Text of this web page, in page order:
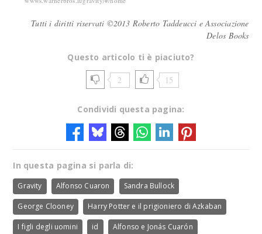
Tutti i diritti riservati ©2013 Roberto Taddeucci e Associazione
Delos Books
Questo articolo ti è piaciuto?
2 15
Condividi questa pagina:
In questa pagina si parla di:
Gravity Alfonso Cuaron Sandra Bullock
George Clooney Harry Potter e il prigioniero di Azkaban
I figli degli uomini id Alfonso e Jonás Cuarón